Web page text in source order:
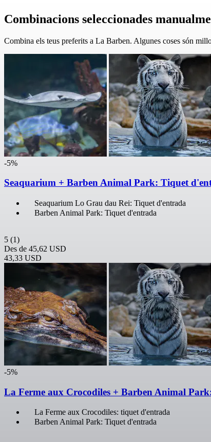
Combinacions seleccionades
Combina els teus preferits a La Barben. Algunes coses són
-5%
Seaquarium + Barben Animal Park: Tiquet
Seaquarium Lo Grau dau Rei: Tiquet d'entrada
Barben Animal Park: Tiquet d'entrada
5 (1)
Des de 45,62 USD
43,33 USD
-5%
La Ferme aux Crocodiles + Barben Animal
La Ferme aux Crocodiles: tiquet d'entrada
Barben Animal Park: Tiquet d'entrada